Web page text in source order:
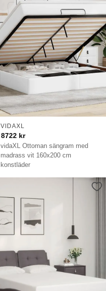
vidaXL Ottoman sängram med
madrass vit 160x200 cm
konstläder
VIDAXL
8722 kr